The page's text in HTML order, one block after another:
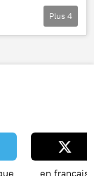
Plus 4